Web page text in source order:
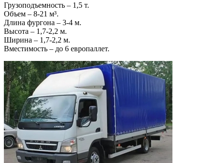
Грузоподъемность – 1,5 т.
Объем – 8-21 м³.
Длина фургона – 3-4 м.
Высота – 1,7-2,2 м.
Ширина – 1,7-2,2 м.
Вместимость – до 6 европаллет.